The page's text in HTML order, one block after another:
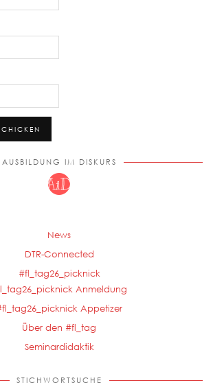
AUSBILDUNG IM DISKURS
News
DTR-Connected
#fl_tag26_picknick
Anmeldung
Appetizer
Über den #fl_tag
Seminardidaktik
STICHWORTSUCHE